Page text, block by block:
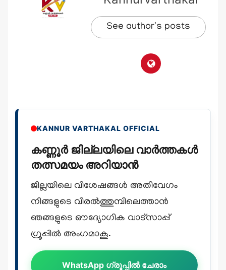
See author's posts
KANNUR VARTHAKAL OFFICIAL
കണ്ണൂർ ജില്ലയിലെ വാർത്തകൾ
തത്സമയം അറിയാൻ
ജില്ലയിലെ വിശേഷങ്ങൾ അതിവേഗം
നിങ്ങളുടെ വിരൽത്തുമ്പിലെത്താൻ
ഞങ്ങളുടെ ഔദ്യോഗിക വാട്സാപ്പ്
ഗ്രൂപ്പിൽ അംഗമാകൂ.
WhatsApp ഗ്രൂപ്പിൽ ചേരാം